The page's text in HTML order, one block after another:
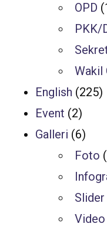
OPD
PKK/
Wakil
English (225)
Event (2)
Galleri (6)
Foto
Slider
Video